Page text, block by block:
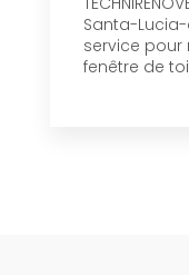
Santa-
service pour
fenêtre de